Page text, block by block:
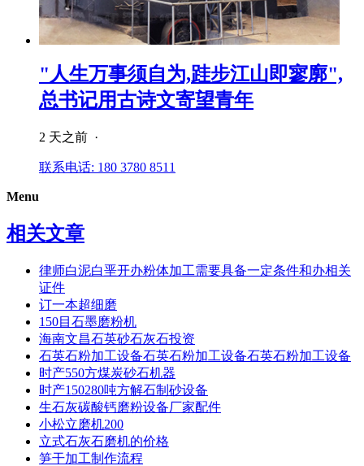
"人生万事须自为,跬步江山即寥廓",
总书记用古诗文寄望青年
2 天之前 ·
联系电话: 180 3780 8511
Menu
相关文章
律师白泥白垩开办粉体加工需要具备一定条件和办相关
证件
订一本超细磨
150目石墨磨粉机
海南文昌石英砂石灰石投资
石英石粉加工设备石英石粉加工设备石英石粉加工设备
时产550方煤炭砂石机器
时产150280吨方解石制砂设备
生石灰碳酸钙磨粉设备厂家配件
小松立磨机200
立式石灰石磨机的价格
笋干加工制作流程